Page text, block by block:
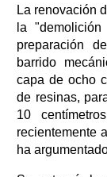
La renovación
la
preparación
barrido
capa de ocho
de resinas,
10
recientemente
ha